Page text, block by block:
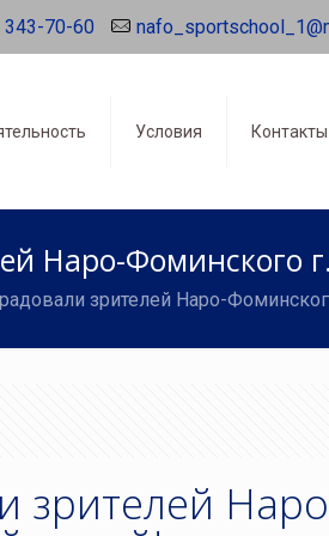
343-70-60
Условия Контакты
Наро-Фоминского
зрителей Наро-
зрителей